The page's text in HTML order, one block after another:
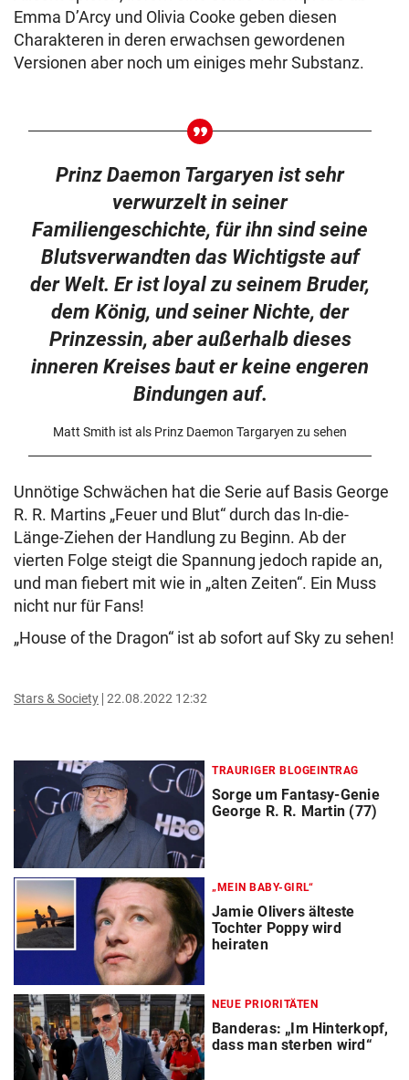
Emma D’Arcy und Olivia Cooke geben diesen
Charakteren in deren erwachsen gewordenen
Versionen aber noch um einiges mehr Substanz.
Prinz Daemon Targaryen ist sehr
verwurzelt in seiner
Familiengeschichte, für ihn sind seine
Blutsverwandten das Wichtigste auf
der Welt. Er ist loyal zu seinem Bruder,
dem König, und seiner Nichte, der
Prinzessin, aber außerhalb dieses
inneren Kreises baut er keine engeren
Bindungen auf.
Matt Smith ist als Prinz Daemon Targaryen zu sehen
Unnötige Schwächen hat die Serie auf Basis George
R. R. Martins „Feuer und Blut“ durch das In-die-
Länge-Ziehen der Handlung zu Beginn. Ab der
vierten Folge steigt die Spannung jedoch rapide an,
und man fiebert mit wie in „alten Zeiten“. Ein Muss
nicht nur für Fans!
„House of the Dragon“ ist ab sofort auf Sky zu sehen!
Stars & Society 22.08.2022 12:32
TRAURIGER BLOGEINTRAG
Sorge um Fantasy-Genie
George R. R. Martin (77)
„MEIN BABY-GIRL“
Jamie Olivers älteste
Tochter Poppy wird
heiraten
NEUE PRIORITÄTEN
Banderas: „Im Hinterkopf,
dass man sterben wird“